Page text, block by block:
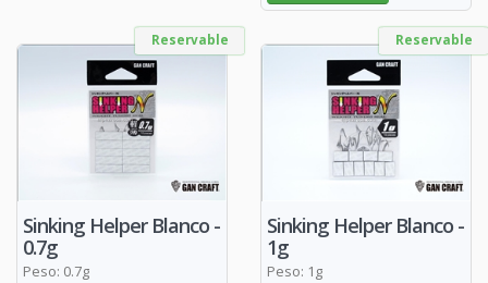
Reservable
Sinking Helper Blanco -
0.7g
Peso: 0.7g
Reservable
Sinking Helper Blanco -
1g
Peso: 1g